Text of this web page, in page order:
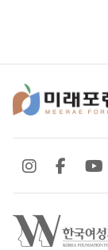
SNS 바로
SNS